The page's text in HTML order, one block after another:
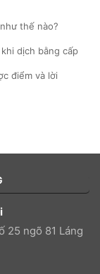
thế nào?
khi dịch bằng cấp
điểm và lời
25 ngõ 81 Láng